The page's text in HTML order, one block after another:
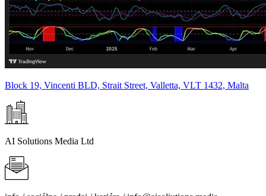
Block 19, Vincenti BLD, Strait Street, Valletta, VLT 1432, Malta
AI Solutions Media Ltd